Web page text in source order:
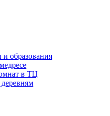
и образования
в ТЦ